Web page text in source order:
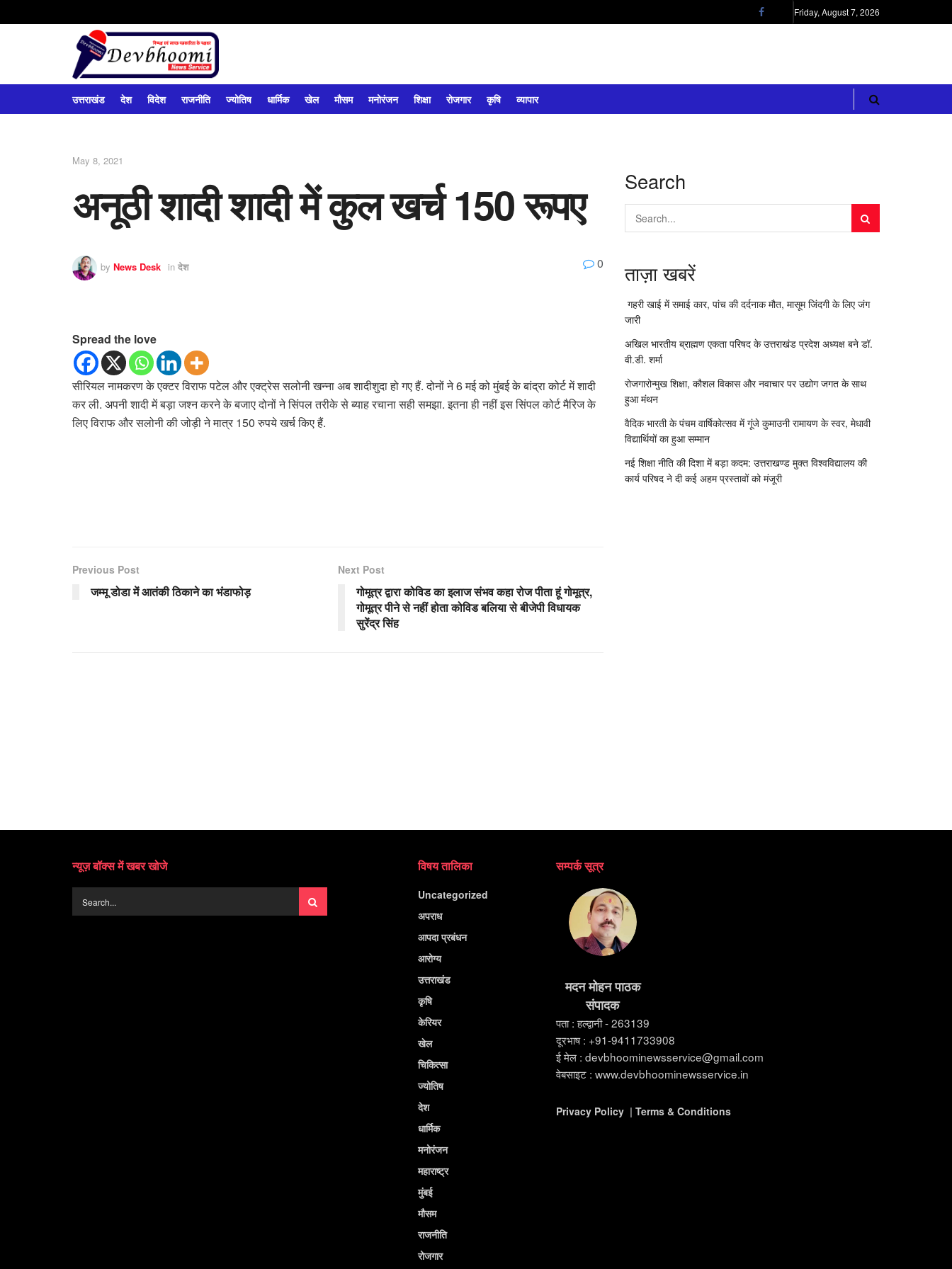
Friday, August 7, 2026
उत्तराखंड देश विदेश राजनीति ज्योतिष धार्मिक खेल मौसम मनोरंजन शिक्षा रोजगार कृषि व्यापार
May 8, 2021
अनूठी शादी शादी में कुल खर्च 150 रूपए
by News Desk in देश 0
Spread the love
सीरियल नामकरण के एक्टर विराफ पटेल और एक्ट्रेस सलोनी खन्ना अब शादीशुदा हो गए हैं. दोनों ने 6 मई को मुंबई के बांद्रा कोर्ट में शादी
कर ली. अपनी शादी में बड़ा जश्न करने के बजाए दोनों ने सिंपल तरीके से ब्याह रचाना सही समझा. इतना ही नहीं इस सिंपल कोर्ट मैरिज के
लिए विराफ और सलोनी की जोड़ी ने मात्र 150 रुपये खर्च किए हैं.
Previous Post
जम्मू डोडा में आतंकी ठिकाने का भंडाफोड़
Next Post
गोमूत्र द्वारा कोविड का इलाज संभव कहा रोज पीता हूं गोमूत्र,
गोमूत्र पीने से नहीं होता कोविड बलिया से बीजेपी विधायक
सुरेंद्र सिंह
Search
ताज़ा खबरें
गहरी खाई में समाई कार, पांच की दर्दनाक मौत, मासूम जिंदगी के लिए जंग
जारी
अखिल भारतीय ब्राह्मण एकता परिषद के उत्तराखंड प्रदेश अध्यक्ष बने डॉ.
वी.डी. शर्मा
रोजगारोन्मुख शिक्षा, कौशल विकास और नवाचार पर उद्योग जगत के साथ
हुआ मंथन
वैदिक भारती के पंचम वार्षिकोत्सव में गूंजे कुमाउनी रामायण के स्वर, मेधावी
विद्यार्थियों का हुआ सम्मान
नई शिक्षा नीति की दिशा में बड़ा कदम: उत्तराखण्ड मुक्त विश्वविद्यालय की
कार्य परिषद ने दी कई अहम प्रस्तावों को मंजूरी
न्यूज़ बॉक्स में खबर खोजे विषय तालिका
Uncategorized
अपराध
आपदा प्रबंधन
आरोग्य
उत्तराखंड
कृषि
केरियर
खेल
चिकित्सा
ज्योतिष
देश
धार्मिक
मनोरंजन
महाराष्ट्र
मुंबई
मौसम
राजनीति
रोजगार
सम्पर्क सूत्र
मदन मोहन पाठक
संपादक
पता : हल्द्वानी - 263139
दूरभाष : +91-9411733908
ई मेल : devbhoominewsservice@gmail.com
वेबसाइट : www.devbhoominewsservice.in
Privacy Policy| Terms & Conditions